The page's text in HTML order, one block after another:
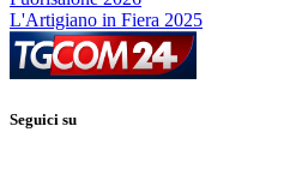
L'Artigiano in Fiera 2025
Seguici su